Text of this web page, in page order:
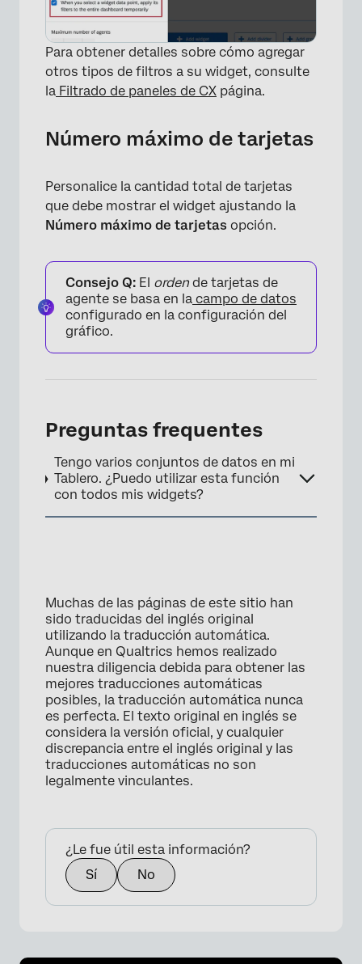
×
Para obtener detalles sobre cómo agregar
otros tipos de filtros a su widget, consulte
la Filtrado de paneles de CX página.
Número máximo de tarjetas
Personalice la cantidad total de tarjetas
que debe mostrar el widget ajustando la
Número máximo de tarjetas opción.
Consejo Q: El orden de tarjetas de
agente se basa en la campo de datos
configurado en la configuración del
gráfico.
Preguntas frequentes
Tengo varios conjuntos de datos en mi
Tablero. ¿Puedo utilizar esta función
con todos mis widgets?
Muchas de las páginas de este sitio han
sido traducidas del inglés original
utilizando la traducción automática.
Aunque en Qualtrics hemos realizado
nuestra diligencia debida para obtener las
mejores traducciones automáticas
posibles, la traducción automática nunca
es perfecta. El texto original en inglés se
considera la versión oficial, y cualquier
discrepancia entre el inglés original y las
traducciones automáticas no son
legalmente vinculantes.
¿Le fue útil esta información?
Sí
No